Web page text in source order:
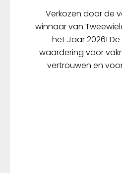
Verkozen door de
winnaar van
het Jaar 2026!
waardering voor
vertrouwen en